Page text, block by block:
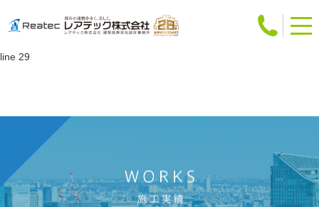
Warning: Attempt to read property "slug" on int in
/home/users/web12/0/5/0241250/www.reatec.co.jp/works/detail.php
line 29